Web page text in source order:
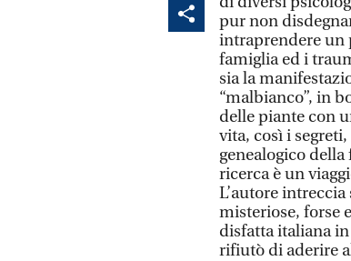
pur non
intraprendere un
famiglia ed i
sia la
“malbianco”, in
delle piante con
vita, così i
genealogico
ricerca è un
L’autore
misteriose, forse
disfatta italiana
rifiutò di aderire